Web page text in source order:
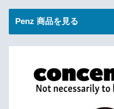
Penz 商品を見る